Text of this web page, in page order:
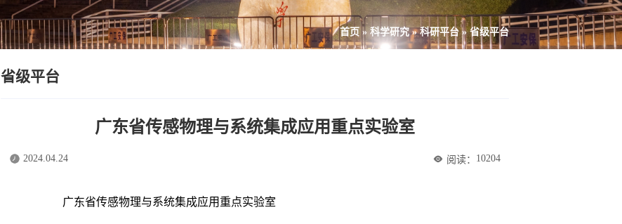
首页 » 科学研究»科研平台»省级平台
省级平台
广东省传感物理与系统集成应用重点实验室
2024.04.24 阅读： 10204
广东省传感物理与系统集成应用重点实验室